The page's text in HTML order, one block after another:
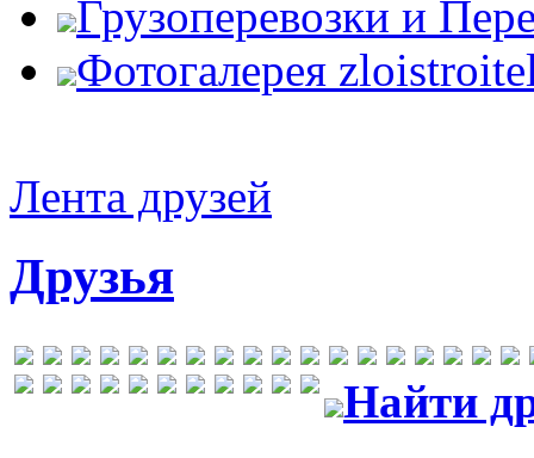
Грузоперевозки и
Фотогалерея
Лента друзей
Друзья
Найти